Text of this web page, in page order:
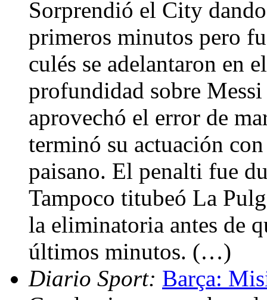
Sorprendió el City
primeros minutos pero
culés se adelantaron en
profundidad sobre
aprovechó el error de
terminó su actuación
paisano. El penalti fue
Tampoco titubeó La
la eliminatoria antes de
últimos minutos. (…)
Diario Sport: Barça: